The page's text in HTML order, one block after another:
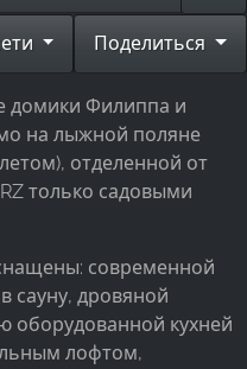
Поделиться
домики Филиппа и
на лыжной поляне
отделенной от
только садовыми
современной
сауну, дровяной
оборудованной кухней
лофтом,